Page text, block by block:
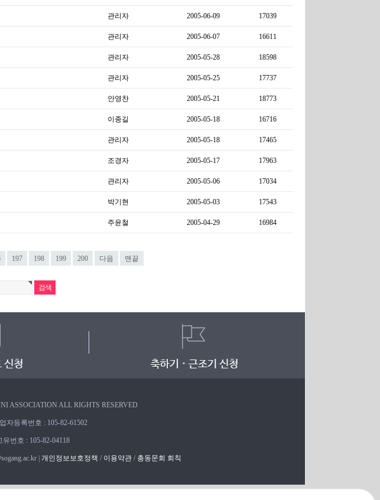
관리자 2005-06-09 17039
관리자 2005-06-07 16611
관리자 2005-05-28 18598
관리자 2005-05-25 17737
안영찬 2005-05-21 18773
이종길 2005-05-18 16716
관리자 2005-05-18 17465
조경자 2005-05-17 17963
관리자 2005-05-06 17034
박기현 2005-05-03 17543
주윤철 2005-04-29 16984
197 198 199 200 다음 맨끝
ASSOCIATION ALL RIGHTS RESERVED
자등록번호 : 105-82-61502
번호 : 105-82-04118
| 개인정보보호정책 / 이용약관 / 총동문회 회칙